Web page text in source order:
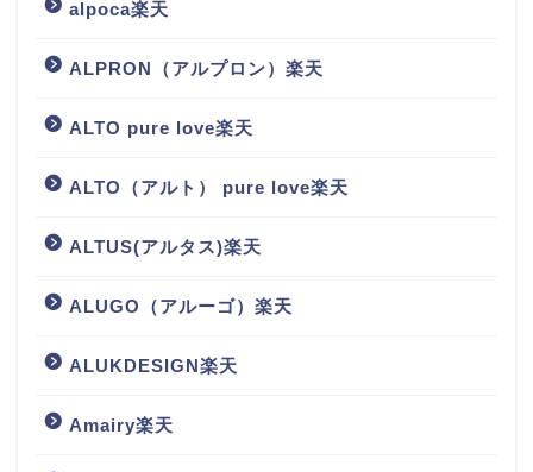
alpoca楽天
ALPRON（アルプロン）楽天
ALTO pure love楽天
ALTO（アルト） pure love楽天
ALTUS(アルタス)楽天
ALUGO（アルーゴ）楽天
ALUKDESIGN楽天
Amairy楽天